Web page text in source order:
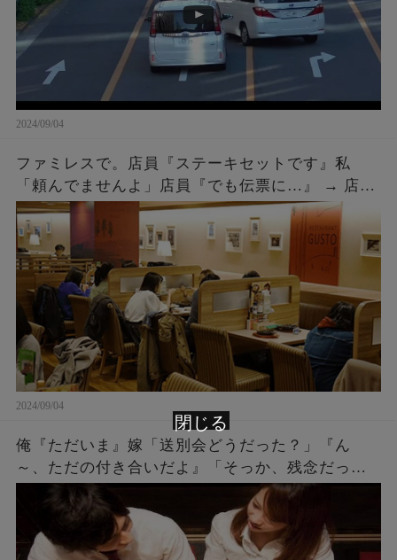
2024/09/04
ファミレスで。店員『ステーキセットです』私
「頼んでませんよ」店員『でも伝票に…』 → 店員
『５２００円です』私「は？」店員『伝票に～』
→ 結果…
2024/09/04
俺『ただいま』嫁「送別会どうだった？」『ん
～、ただの付き合いだよ』「そっか、残念だった
ね。何度もチャンスをあげたのに^^」『え？』 →
実は・・・
閉じる